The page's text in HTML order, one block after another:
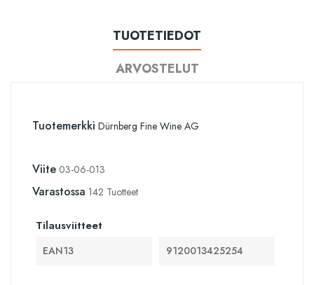
TUOTETIEDOT
ARVOSTELUT
Tuotemerkki Dürnberg Fine Wine AG
Viite 03-06-013
Varastossa 142 Tuotteet
Tilausviitteet
EAN13 9120013425254